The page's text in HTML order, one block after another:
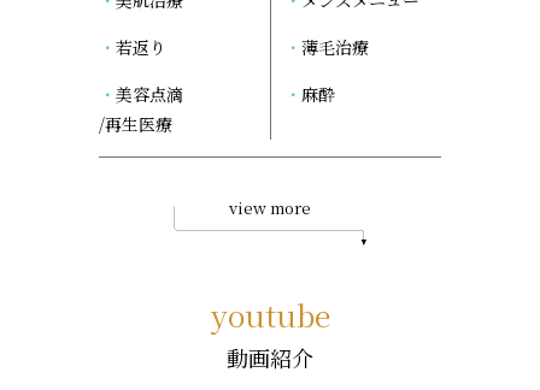
若返り
美容点滴
/再生医療
薄毛治療
麻酔
view more
youtube
動画紹介